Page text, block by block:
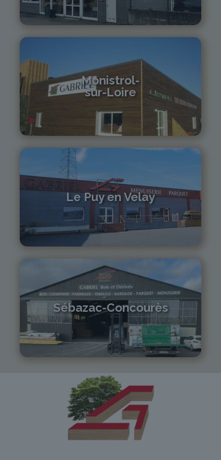
cusset@gabriel-sa.fr
Monistrol-
sur-Loire
monistrol@gabriel-sa.fr
Le Puy en Velay
04 71 01 13 30
lepuy@gabriel-sa.fr
Sébazac-Concourès
05 81 55 83 89
monistrol@gabriel-sa.fr